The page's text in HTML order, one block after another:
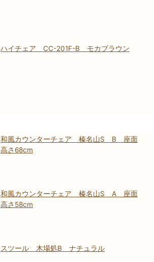
ハイチェア CC-201F-B モカブラウン
和風カウンターチェア 榛名山S B 座面
高さ68cm
和風カウンターチェア 榛名山S A 座面
高さ58cm
スツール 木場処B ナチュラル